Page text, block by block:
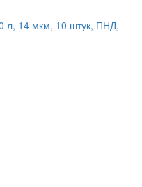
л, 14 мкм, 10 штук, ПНД,